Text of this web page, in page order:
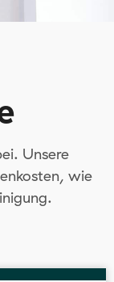
Unsere
wie